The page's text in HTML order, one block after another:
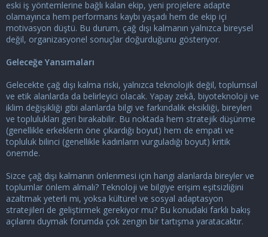
eski iş yöntemlerine bağlı kalan ekip, yeni projelere adapte
olamayınca hem performans kaybı yaşadı hem de ekip içi
motivasyon düştü. Bu durum, çağ dışı kalmanın yalnızca bireysel
değil, organizasyonel sonuçlar doğurduğunu gösteriyor.
Geleceğe Yansımaları
Gelecekte çağ dışı kalma riski, yalnızca teknolojik değil, toplumsal
ve etik alanlarda da belirleyici olacak. Yapay zekâ, biyoteknoloji ve
iklim değişikliği gibi alanlarda bilgi ve farkındalık eksikliği, bireyleri
ve toplulukları geri bırakabilir. Bu noktada hem stratejik düşünme
(genellikle erkeklerin öne çıkardığı boyut) hem de empati ve
topluluk bilinci (genellikle kadınların vurguladığı boyut) kritik
önemde.
Sizce çağ dışı kalmanın önlenmesi için hangi alanlarda bireyler ve
toplumlar önlem almalı? Teknoloji ve bilgiye erişim eşitsizliğini
azaltmak yeterli mi, yoksa kültürel ve sosyal adaptasyon
stratejileri de geliştirmek gerekiyor mu? Bu konudaki farklı bakış
açılarını duymak forumda çok zengin bir tartışma yaratacaktır.